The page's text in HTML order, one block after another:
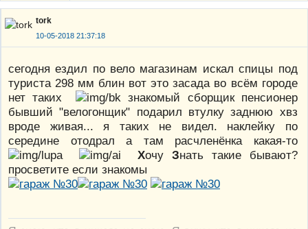
tork
10-05-2018 21:37:18
сегодня ездил по вело магазинам искал спицы под
туриста 298 мм блин вот это засада во всём городе
нет таких
знакомый сборщик пенсионер
бывший "велогонщик" подарил втулку заднюю хвз
вроде живая... я таких не видел. наклейку по
середине отодрал а там расчленёнка какая-то
Хочу Знать такие бывают?
просветите если знакомы